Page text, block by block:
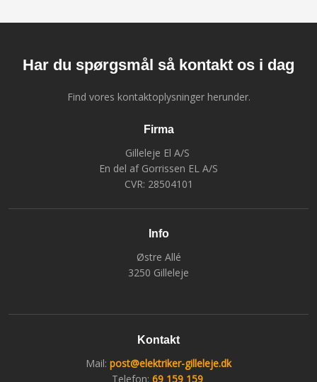
Har du spørgsmål så kontakt os i dag
Find vores kontaktoplysninger herunder.
Firma
Gilleleje El A/S
En del af Gorrissen EL A/S
CVR: 28504101
Info
Østre Allé​
​3250 Gilleleje
Kontakt
Mail: post@elektriker-gilleleje.dk
Telefon: 69 159 159